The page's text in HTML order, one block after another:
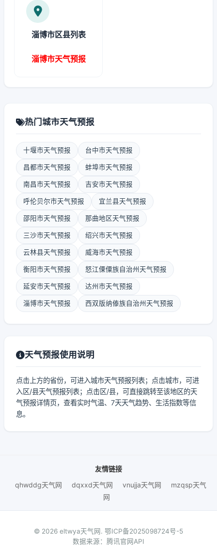
淄博市区县列表
淄博市天气预报
热门城市天气预报
十堰市天气预报 台中市天气预报
昌都市天气预报 蚌埠市天气预报
南昌市天气预报 吉安市天气预报
呼伦贝尔市天气预报 宜兰县天气预报
邵阳市天气预报 那曲地区天气预报
三沙市天气预报 绍兴市天气预报
云林县天气预报 威海市天气预报
衡阳市天气预报 怒江傈僳族自治州天气预报
延安市天气预报 达州市天气预报
淄博市天气预报 西双版纳傣族自治州天气预报
天气预报使用说明
点击上方的省份，可进入城市天气预报列表；点击城市，可进
入区/县天气预报列表；点击区/县，可直接跳转至该地区的天
气预报详情页，查看实时气温、7天天气趋势、生活指数等信
息。
友情链接
qhwddg天气网
dqxxd天气网 vnujja天气网
mzqsp天气
网
© 2026 eltwya天气网. 鄂ICP备2025098724号-5
数据来源：腾讯官网API